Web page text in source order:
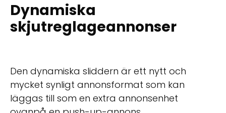
Dynamiska
skjutreglageannonser
Den dynamiska sliddern är ett nytt och
mycket synligt annonsformat som kan
läggas till som en extra annonsenhet